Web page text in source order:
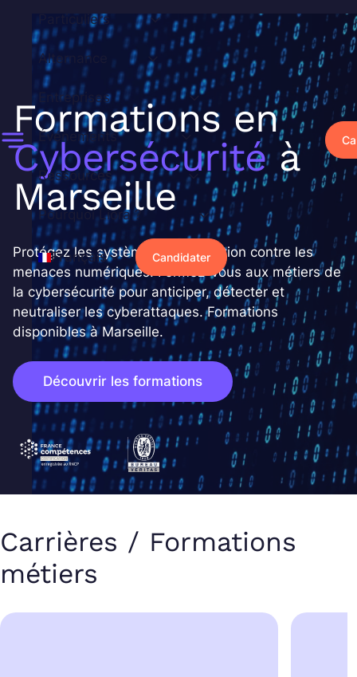
contenu
Particuliers
Alternance
Entreprises
Événements
Ressources
Pourquoi Liora ?
Français Candidater
Formations en
Cybersécuritéà
Marseille
Protégez les systèmes d'information contre les
menaces numériques. Formez-vous aux métiers de
la cybersécurité pour anticiper, détecter et
neutraliser les cyberattaques. Formations
disponibles à Marseille.
Découvrir les formations
Carrières / Formations
métiers